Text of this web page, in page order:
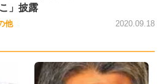
」披露
他 2020.09.18